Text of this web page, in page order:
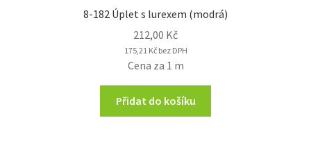
8-182 Úplet s lurexem (modrá)
212,00 Kč
175,21 Kčbez DPH
Cena za 1 m
Přidat do košíku